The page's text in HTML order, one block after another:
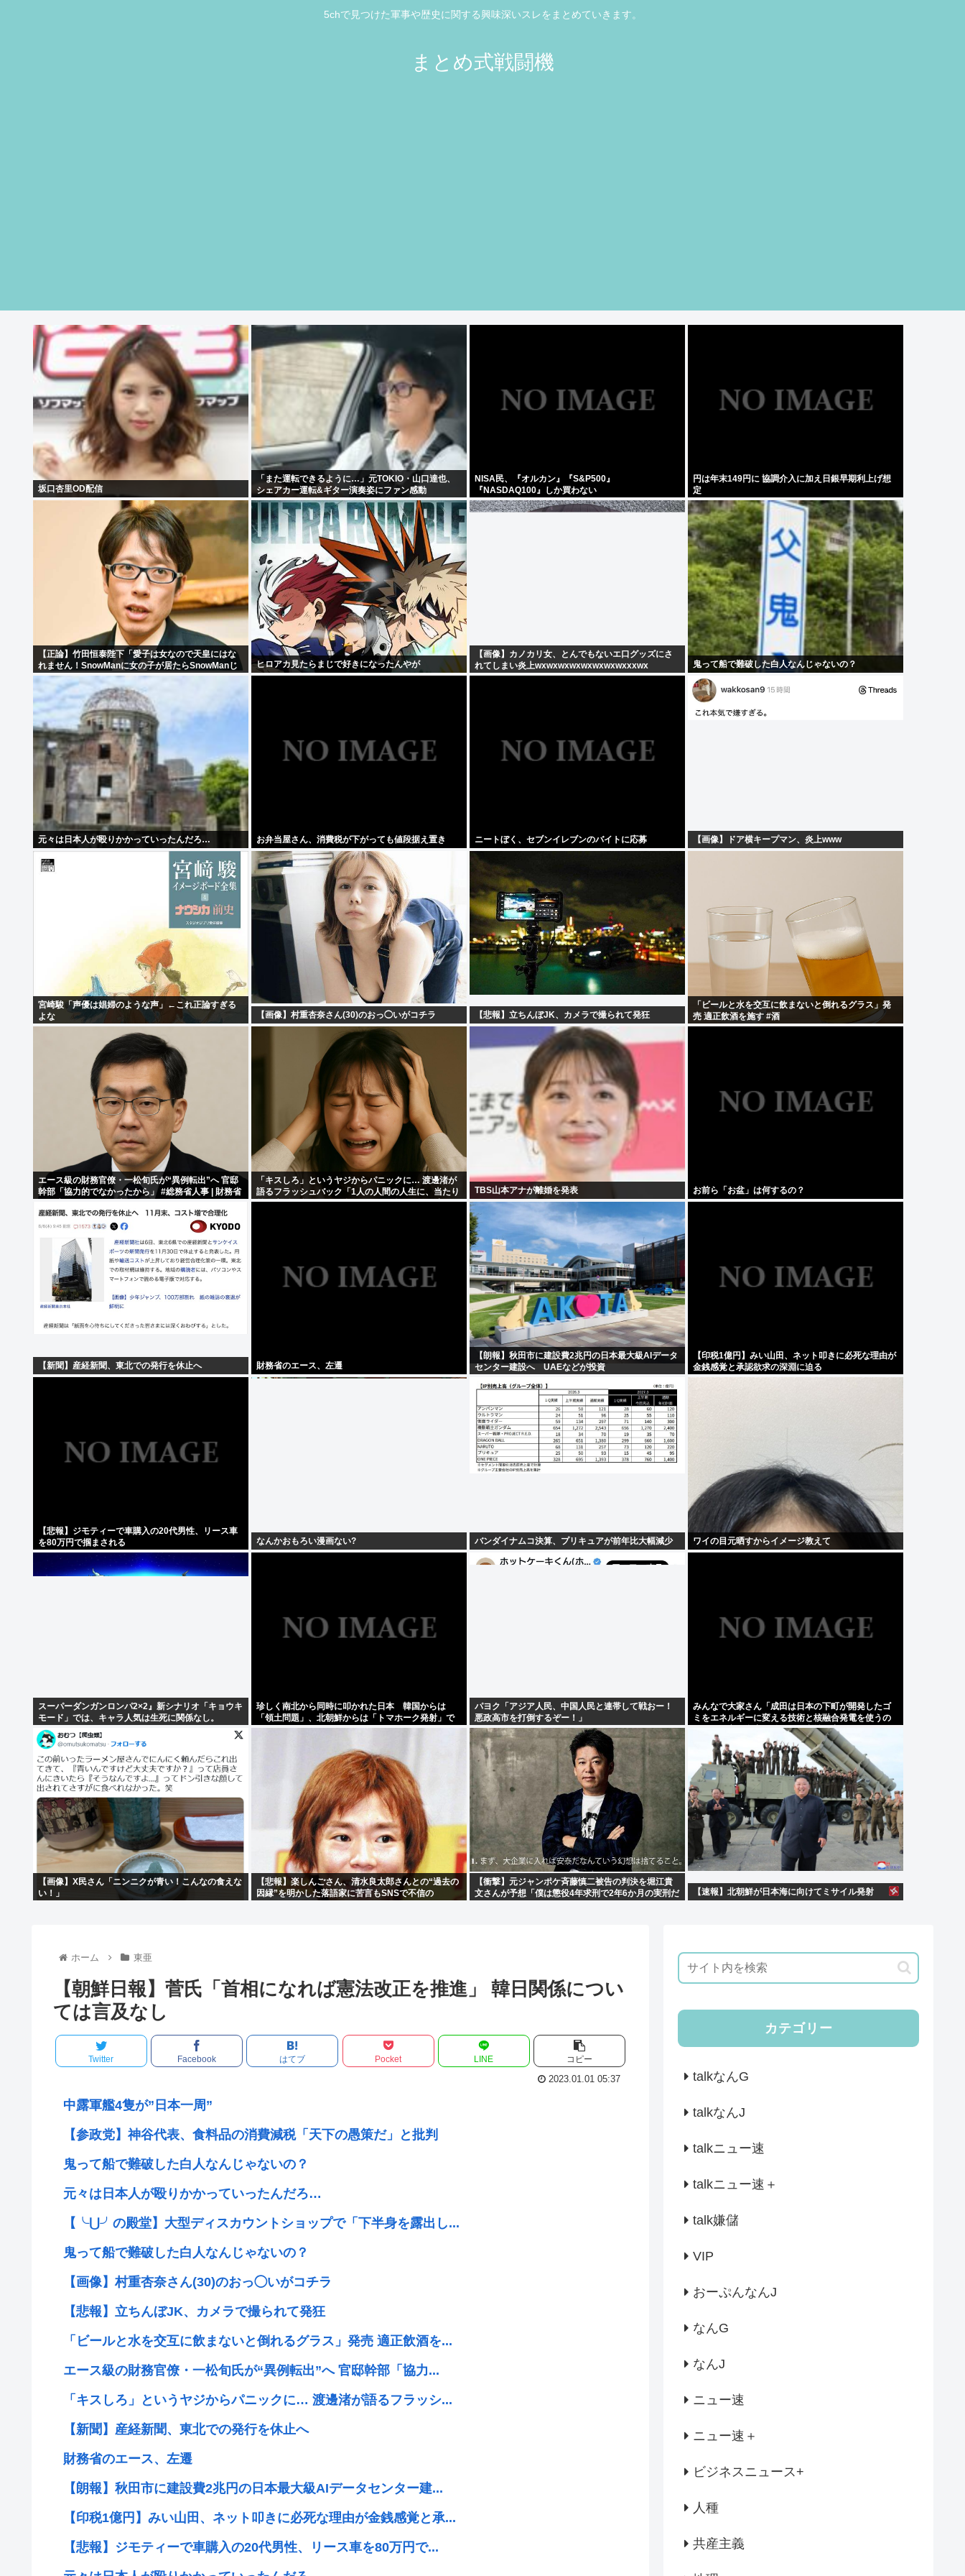
5chで見つけた軍事や歴史に関する興味深いスレをまとめていきます。
まとめ式戦闘機
坂口杏里OD配信
「また運転できるように…」元TOKIO・山口達也、
シェアカー運転&ギター演奏姿にファン感動
NISA民、『オルカン』『S&P500』
『NASDAQ100』しか買わない
円は年末149円に 協調介入に加え日銀早期利上げ想
定
【正論】竹田恒泰陛下「愛子は女なので天皇にはな
れません！SnowManに女の子が居たらSnowManじ
ゃないでしょ？」
ヒロアカ見たらまじで好きになったんやが
【画像】カノカリ女、とんでもないエ口グッズにさ
れてしまい炎上wxwxwxwxwxwxwxwxxxwx
鬼って船で難破した白人なんじゃないの？
元々は日本人が殴りかかっていったんだろ… お弁当屋さん、消費税が下がっても値段据え置き ニートぼく、セブンイレブンのバイトに応募 【画像】ドア横キープマン、炎上www
宮崎駿「声優は娼婦のような声」←これ正論すぎる
よな
【画像】村重杏奈さん(30)のおっ◯いがコチラ 【悲報】立ちんぼJK、カメラで撮られて発狂
「ビールと水を交互に飲まないと倒れるグラス」発
売 適正飲酒を施す #酒
エース級の財務官僚・一松旬氏が“異例転出”へ 官邸
幹部「協力的でなかったから」 #総務省人事 | 財務省
「キスしろ」というヤジからパニックに… 渡邊渚が
語るフラッシュバック「1人の人間の人生に、当たり
前の生活を奪った人が全て悪い」 | 楽しんごが出てき
TBS山本アナが離婚を発表 お前ら「お盆」は何するの？
【新聞】産経新聞、東北での発行を休止へ 財務省のエース、左遷
【朗報】秋田市に建設費2兆円の日本最大級AIデータ
センター建設へ UAEなどが投資
【印税1億円】みい山田、ネット叩きに必死な理由が
金銭感覚と承認欲求の深淵に迫る
【悲報】ジモティーで車購入の20代男性、リース車
を80万円で掴まされる
なんかおもろい漫画ない? バンダイナムコ決算、プリキュアが前年比大幅減少 ワイの目元晒すからイメージ教えて
スーパーダンガンロンパ2×2』新シナリオ「キョウキ
モード」では、キャラ人気は生死に関係なし。
珍しく南北から同時に叩かれた日本 韓国からは
「領土問題」、北朝鮮からは「トマホーク発射」で
パヨク「アジア人民、中国人民と連帯して戦おー！
悪政高市を打倒するぞー！」
みんなで大家さん「成田は日本の下町が開発したゴ
ミをエネルギーに変える技術と核融合発電を使うの
でエコで高い資産価値があり利益が出る
【画像】X民さん「ニンニクが青い！こんなの食えな
い！」
【悲報】楽しんごさん、清水良太郎さんとの“過去の
因縁”を明かした落語家に苦言もSNSで不信の
【衝撃】元ジャンポケ斉藤慎二被告の判決を堀江貴
文さんが予想「僕は懲役4年求刑で2年6か月の実刑だ
【速報】北朝鮮が日本海に向けてミサイル発射
ホーム 東亜
【朝鮮日報】菅氏「首相になれば憲法改正を推進」 韓日関係につい
ては言及なし
Twitter Facebook はてブ Pocket LINE コピー
2023.01.01 05:37
中露軍艦4隻が”日本一周”
【参政党】神谷代表、食料品の消費減税「天下の愚策だ」と批判
鬼って船で難破した白人なんじゃないの？
元々は日本人が殴りかかっていったんだろ…
【╰⋃╯の殿堂】大型ディスカウントショップで「下半身を露出し...
鬼って船で難破した白人なんじゃないの？
【画像】村重杏奈さん(30)のおっ◯いがコチラ
【悲報】立ちんぼJK、カメラで撮られて発狂
「ビールと水を交互に飲まないと倒れるグラス」発売 適正飲酒を...
エース級の財務官僚・一松旬氏が“異例転出”へ 官邸幹部「協力...
「キスしろ」というヤジからパニックに… 渡邊渚が語るフラッシ...
【新聞】産経新聞、東北での発行を休止へ
財務省のエース、左遷
【朗報】秋田市に建設費2兆円の日本最大級AIデータセンター建...
【印税1億円】みい山田、ネット叩きに必死な理由が金銭感覚と承...
【悲報】ジモティーで車購入の20代男性、リース車を80万円で...
カテゴリー
talkなんG
talkなんJ
talkニュー速
talkニュー速＋
talk嫌儲
VIP
おーぷんなんJ
なんG
なんJ
ニュー速
ニュー速＋
ビジネスニュース+
人種
共産主義